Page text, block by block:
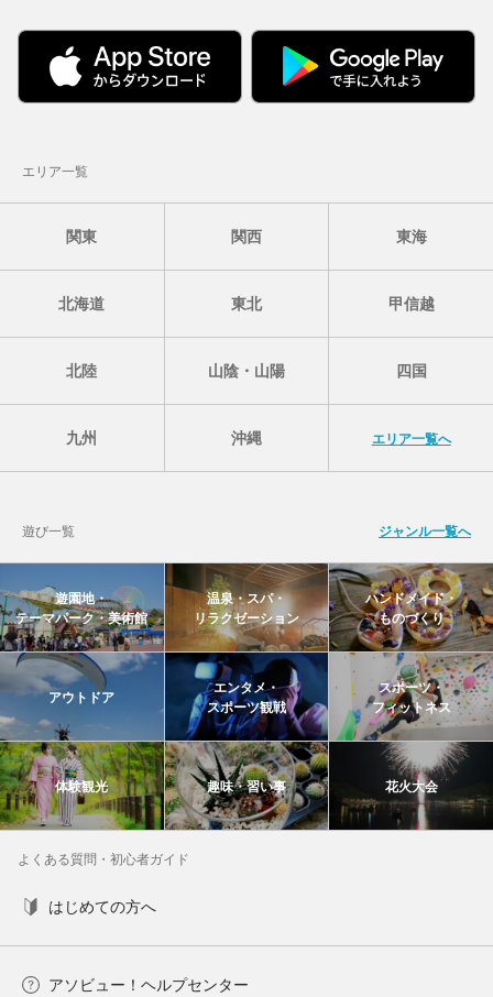
エリア一覧
関東 関西 東海
北海道 東北 甲信越
北陸 山陰・山陽 四国
九州 沖縄 エリア一覧へ
遊び一覧 ジャンル一覧へ
遊園地・
テーマパーク・美術館
温泉・スパ・
リラクゼーション
ハンドメイド・
ものづくり
アウトドア
エンタメ・
スポーツ観戦
スポーツ・
フィットネス
体験観光 趣味・習い事 花火大会
よくある質問・初心者ガイド
はじめての方へ
アソビュー！ヘルプセンター